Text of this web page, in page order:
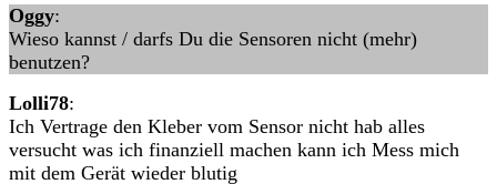
Oggy:
Wieso kannst / darfs Du die Sensoren nicht (mehr)
benutzen?
Lolli78:
Ich Vertrage den Kleber vom Sensor nicht hab alles
versucht was ich finanziell machen kann ich Mess mich
mit dem Gerät wieder blutig